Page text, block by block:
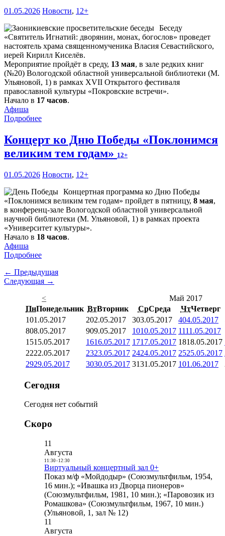
01.05.2026 Новости, 12+
Беседу
«Святитель Игнатий: дворянин, монах, богослов» проведет
настоятель храма священномученика Власия Севастийского,
иерей Кирилл Киселёв.
Мероприятие пройдёт в среду, 13 мая, в зале редких книг
(№20) Вологодской областной универсальной библиотеки (М.
Ульяновой, 1) в рамках XVII Открытого фестиваля
православной культуры «Покровские встречи».
Начало в 17 часов.
Афиша
Подробнее
Концерт ко Дню Победы «Поклонимся
великим тем годам» 12+
01.05.2026 Новости, 12+
Концертная программа ко Дню Победы
«Поклонимся великим тем годам» пройдет в пятницу, 8 мая,
в конференц-зале Вологодской областной универсальной
научной библиотеки (М. Ульяновой, 1) в рамках проекта
«Университет культуры».
Начало в 18 часов.
Афиша
Подробнее
← Предыдущая
Следующая →
<
Май 2017
ПнПонедельник ВтВторник СрСреда ЧтЧетверг
101.05.2017 202.05.2017 303.05.2017 404.05.2017
808.05.2017 909.05.2017 1010.05.2017 1111.05.2017
1515.05.2017 1616.05.2017 1717.05.2017 1818.05.2017
2222.05.2017 2323.05.2017 2424.05.2017 2525.05.2017
2929.05.2017 3030.05.2017 3131.05.2017 101.06.2017
Сегодня
Сегодня нет событий
Скоро
11
Августа
11:30- 12:30
Виртуальный концертный зал 0+
Показ м/ф «Мойдодыр» (Союзмультфильм, 1954,
16 мин.); «Ивашка из Дворца пионеров»
(Союзмультфильм, 1981, 10 мин.); «Паровозик из
Ромашкова» (Союзмультфильм, 1967, 10 мин.)
(Ульяновой, 1, зал № 12)
11
Августа